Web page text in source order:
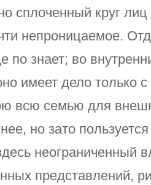
сплоченный круг
непроницаемое.
по знает; во
имеет дело только
всю семью для
но зато
неограниченный
представлений,